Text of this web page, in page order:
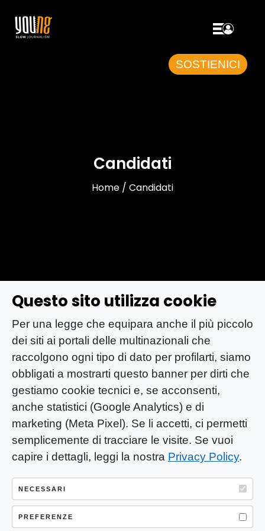
Questo sito utilizza cookie
Per una legge che equipara anche il più piccolo
dei siti ai portali delle multinazionali che
raccolgono ogni tipo di dato per profilarti, siamo
obbligati a mostrarti questo banner per dirti che
gestiamo cookie tecnici e, se acconsenti,
anche statistici (Google Analytics) e di
marketing (Meta Pixel). Se li accetti, ci permetti
semplicemente di tracciare le visite. Se vuoi
capire i dettagli, leggi la nostra Privacy Policy.
NECESSARI
PREFERENZE
SOSTIENICI
Candidati
Home / Candidati
YOU-ng Slow Journalism è una testata
giornalistica di proprietà di Mastino S.R.L.
Registrazione presso Trib. Santa Maria
Capua Vetere (CE) n° 900 del 31/01/2025 |